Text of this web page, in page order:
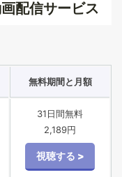
配信サービス
無料期間と月額
31日間無料
2,189円